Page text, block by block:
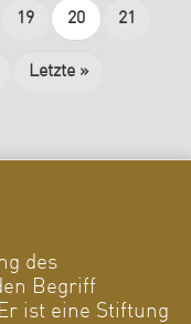
19 20 21
Letzte »
des
Begriff
ist eine Stiftung